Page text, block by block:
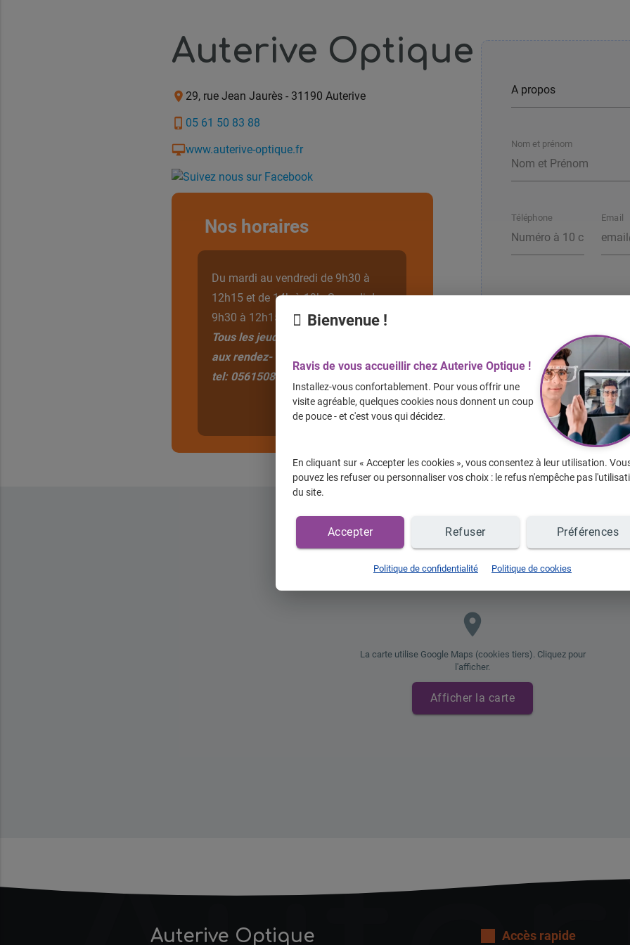
Auterive Optique
location_on 29, rue Jean Jaurès- 31190 Auterive
phone_iphone 05 61 50 83 88
desktop_macwww.auterive-optique.fr
Nos horaires
Du mardi au vendredi de 9h30 à
12h15 et de 14h à 19h, Samedi de
9h30 à 12h15 et de 14h30 à 18h
Tous les jeudis après- midi, priorité
aux rendez- vous.
tel: 0561508388
Nom et prénom
Téléphone Email
place
La carte utilise Google Maps (cookies tiers). Cliquez pour
l'afficher.
Afficher la carte
Auterive Optique Accès rapide
Bienvenue !
Ravis de vous accueillir chez Auterive Optique !
Installez-vous confortablement. Pour vous offrir une
visite agréable, quelques cookies nous donnent un coup
de pouce - et c'est vous qui décidez.
En cliquant sur « Accepter les cookies », vous consentez à leur utilisation.
pouvez les refuser ou personnaliser vos choix : le refus n'empêche pas
du site.
Accepter Refuser Préférences
Politique de confidentialité Politique de cookies